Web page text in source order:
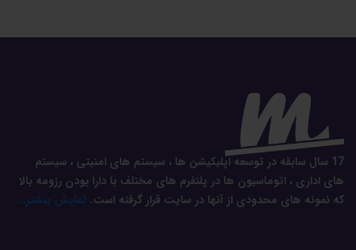
17 سال سابقه در توسعه اپلیکیشن ها ، سیستم های امنیتی ، سیستم
های اداری ، اتوماسیون ها در پلتفرم های مختلف با دارا بودن رزومه بالا
که نمونه های محدودی از آنها در سایت قرار گرفته است. نمایش بیشتر...